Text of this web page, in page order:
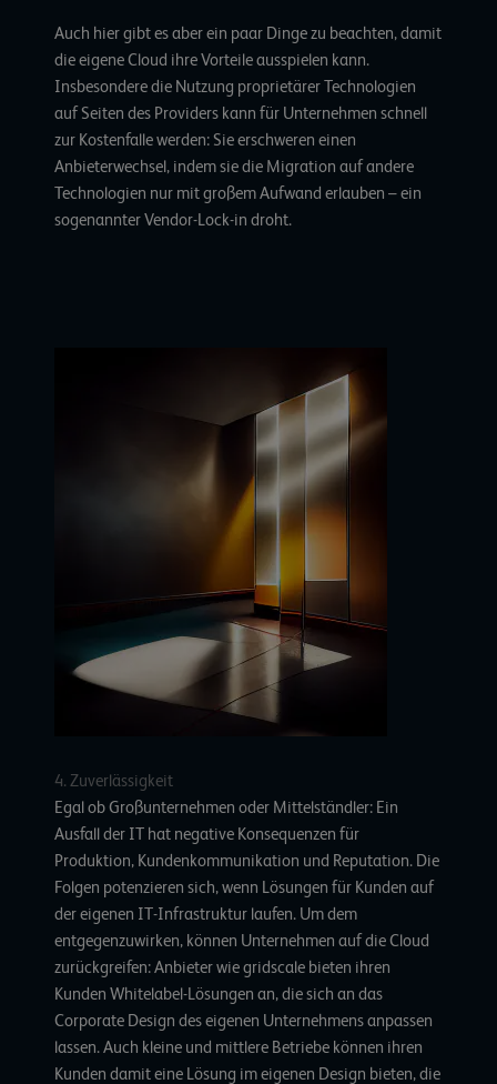
Auch hier gibt es aber ein paar Dinge zu beachten, damit
die eigene Cloud ihre Vorteile ausspielen kann.
Insbesondere die Nutzung proprietärer Technologien
auf Seiten des Providers kann für Unternehmen schnell
zur Kostenfalle werden: Sie erschweren einen
Anbieterwechsel, indem sie die Migration auf andere
Technologien nur mit großem Aufwand erlauben – ein
sogenannterVendor-Lock-in droht.
4. Zuverlässigkeit
Egal ob Großunternehmen oder Mittelständler: Ein
Ausfall der IT hat negative Konsequenzen für
Produktion, Kundenkommunikation und Reputation. Die
Folgen potenzieren sich, wenn Lösungen für Kunden auf
der eigenen IT-Infrastruktur laufen. Um dem
entgegenzuwirken, können Unternehmen auf die Cloud
zurückgreifen: Anbieter wie gridscale bieten ihren
KundenWhitelabel-Lösungen an, die sich an das
Corporate Design des eigenen Unternehmens anpassen
lassen. Auch kleine und mittlere Betriebe können ihren
Kunden damit eine Lösung im eigenen Design bieten, die